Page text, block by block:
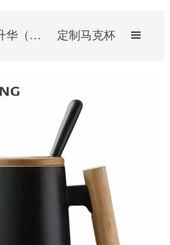
热升华（影像）杯 定制马克杯 